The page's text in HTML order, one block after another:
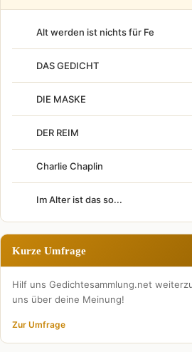
Alt werden ist nichts für Fe
DAS GEDICHT
DIE MASKE
DER REIM
Charlie Chaplin
Im Alter ist das so...
Kurze Umfrage
Hilf uns Gedichtesammlung.net
uns über deine Meinung!
Zur Umfrage